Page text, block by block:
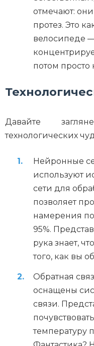
отмечают:
протез. Это
велосипеде
потом просто
Давайте
технологических
Нейронные
используют
сети для
позволяет
намерения
95%.
рука знает,
того, как вы
Обратная
оснащены
связи.
температуру